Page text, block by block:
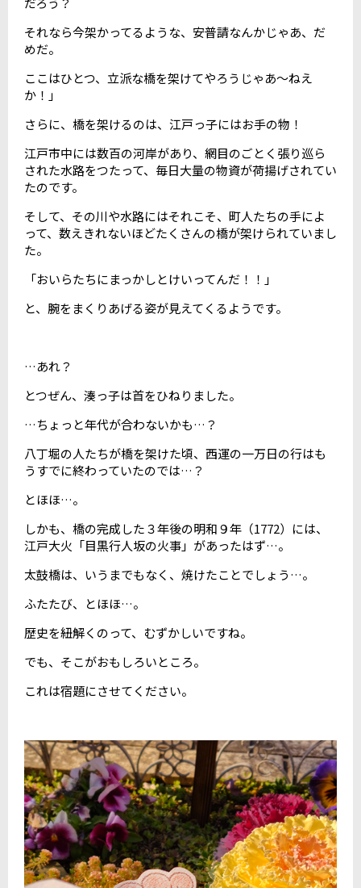
それなら今架かってるような、安普請なんかじゃあ、だ
めだ。
ここはひとつ、立派な橋を架けてやろうじゃあ～ねえ
か！」
さらに、橋を架けるのは、江戸っ子にはお手の物！
江戸市中には数百の河岸があり、網目のごとく張り巡ら
された水路をつたって、毎日大量の物資が荷揚げされてい
たのです。
そして、その川や水路にはそれこそ、町人たちの手によ
って、数えきれないほどたくさんの橋が架けられていまし
た。
「おいらたちにまっかしとけいってんだ！！」
と、腕をまくりあげる姿が見えてくるようです。
…あれ？
とつぜん、湊っ子は首をひねりました。
…ちょっと年代が合わないかも…？
八丁堀の人たちが橋を架けた頃、西運の一万日の行はも
うすでに終わっていたのでは…？
とほほ…。
しかも、 橋の完成した３年後の明和９年（1772）には、
江戸大火「目黒行人坂の火事」があったはず…。
太鼓橋は、いうまでもなく、焼けたことでしょう…。
ふたたび、とほほ…。
歴史を紐解くのって、むずかしいですね。
でも、そこがおもしろいところ。
これは宿題にさせてください。